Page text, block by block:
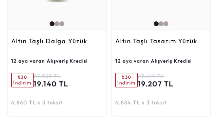
Altın Taşlı Dalga Yüzük
12 aya varan Alışveriş Kredisi
%30
İndirim
27.353 TL
19.140 TL
6.860 TL x 3 taksit
Altın Taşlı Tasarım Yüzük
12 aya varan Alışveriş Kredisi
%30
İndirim
27.419 TL
19.207 TL
6.884 TL x 3 taksit